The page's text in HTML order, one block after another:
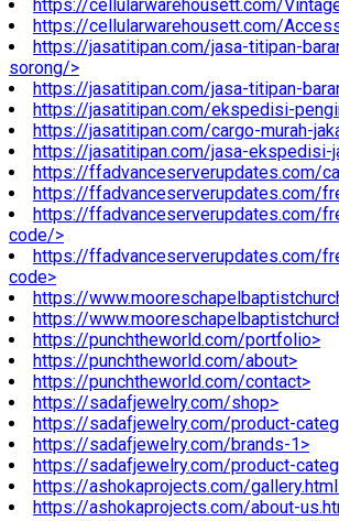
https://cellularwarehousett.com/
https://cellularwarehousett.com/
https://jasatitipan.com/jasa-titipan-
sorong/>
https://jasatitipan.com/jasa-titipan-
https://jasatitipan.com/ekspedisi-
https://jasatitipan.com/cargo-murah-
https://jasatitipan.com/jasa-ekspedisi-
https://ffadvanceserverupdates.com/
https://ffadvanceserverupdates.com/
https://ffadvanceserverupdates.com/
code/>
https://ffadvanceserverupdates.com/
code>
https://
https://
https://punchtheworld.com/portfolio>
https://punchtheworld.com/about>
https://punchtheworld.com/contact>
https://sadafjewelry.com/shop>
https://sadafjewelry.com/product-
https://sadafjewelry.com/brands-1>
https://sadafjewelry.com/product-
https://ashokaprojects.com/
https://ashokaprojects.com/about-